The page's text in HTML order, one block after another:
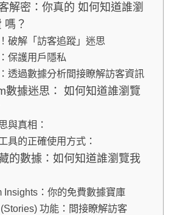
解密：你真的 如何知道誰瀏
嗎？
破解「訪客追蹤」迷思
保護用戶隱私
透過數據分析間接瞭解訪客資訊
數據迷思： 如何知道誰瀏覽
與真相：
具的正確使用方式：
的數據：如何知道誰瀏覽我
Insights：你的免費數據寶庫
功能：間接瞭解訪客